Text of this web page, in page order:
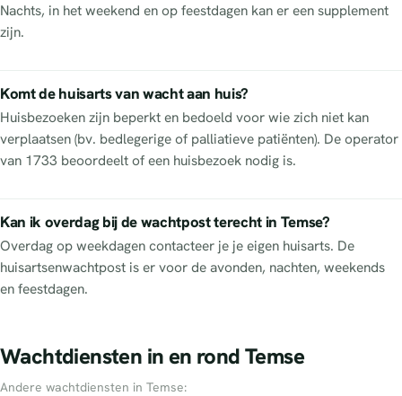
Nachts, in het weekend en op feestdagen kan er een supplement
zijn.
Komt de huisarts van wacht aan huis?
Huisbezoeken zijn beperkt en bedoeld voor wie zich niet kan
verplaatsen (bv. bedlegerige of palliatieve patiënten). De operator
van 1733 beoordeelt of een huisbezoek nodig is.
Kan ik overdag bij de wachtpost terecht in Temse?
Overdag op weekdagen contacteer je je eigen huisarts. De
huisartsenwachtpost is er voor de avonden, nachten, weekends
en feestdagen.
Wachtdiensten in en rond Temse
Andere wachtdiensten in Temse: